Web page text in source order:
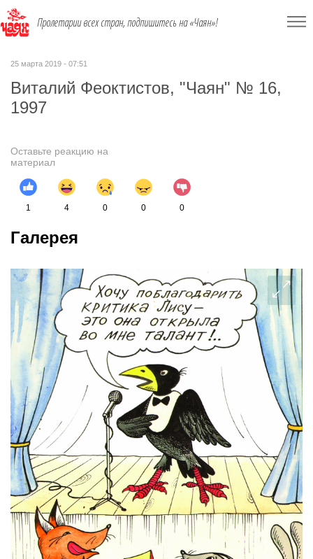
Пролетарии всех стран, подпишитесь на «Чаян»!
25 марта 2019 - 07:51
Виталий Феоктистов, "Чаян" № 16,
1997
Оставьте реакцию на
материал
1 4 0 0 0
Галерея